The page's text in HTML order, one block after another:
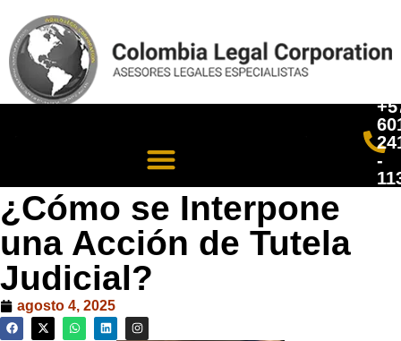
-
¿Cómo se Interpone
una Acción de Tutela
Judicial?
agosto 4, 2025